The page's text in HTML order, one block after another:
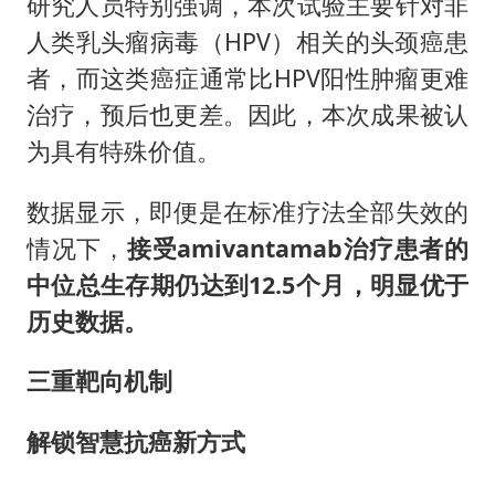
人类乳头瘤病毒（HPV）相关的头颈癌患
者，而这类癌症通常比HPV阳性肿瘤更难
治疗，预后也更差。因此，本次成果被认
为具有特殊价值。
数据显示，即便是在标准疗法全部失效的
情况下， 接受amivantamab治疗患者的
中位总生存期仍达到12.5个月，明显优于
历史数据。
三重靶向机制
解锁智慧抗癌新方式